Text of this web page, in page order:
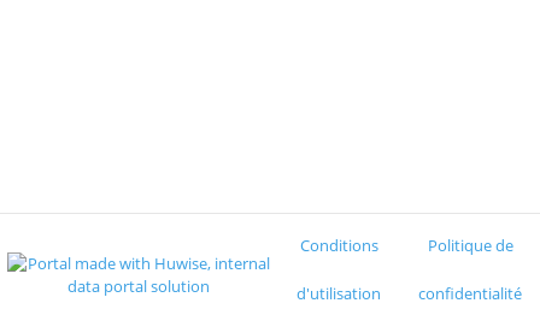
Conditions
d'utilisation
Politique de
confidentialité